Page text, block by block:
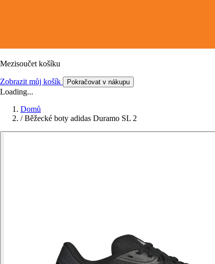
Mezisoučet košíku
Zobrazit můj košík Pokračovat v nákupu
Loading...
Domů
/ Běžecké boty adidas Duramo SL 2